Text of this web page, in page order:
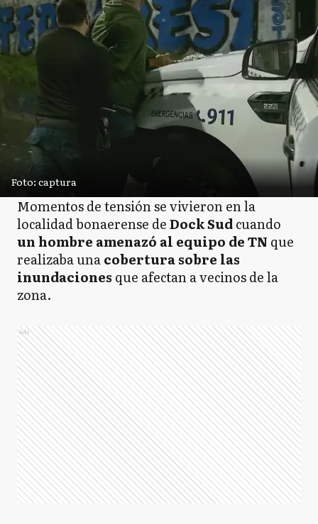
Foto: captura
Momentos de tensión se vivieron en la
localidad bonaerense deDock Sudcuando
un hombre amenazó al equipo de TN que
realizaba unacobertura sobre las
inundaciones que afectan a vecinos de la
zona.
Ads